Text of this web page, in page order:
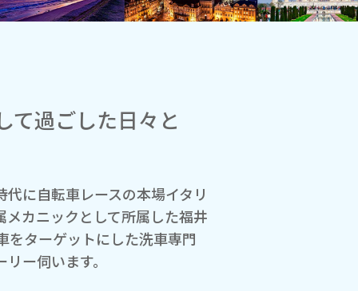
て過ごした日々と
に自転車レースの本場イタリ
カニックとして所属した福井
をターゲットにした洗車専門
ー伺います。